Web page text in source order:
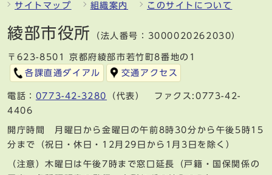
サイトマップ 組織案内 このサイトについて
綾部市役所 （法人番号：3000020262030）
〒623-8501 京都府綾部市若竹町8番地の1
各課直通ダイアル
交通アクセス
電話： 0773-42-3280
（代表） ファクス:0773-42-
4406
開庁時間 月曜日から金曜日の午前8時30分から午後5時15
分まで（祝日・休日・12月29日から1月3日を除く）
（注意）木曜日は午後7時まで窓口延長（戸籍・国保関係の